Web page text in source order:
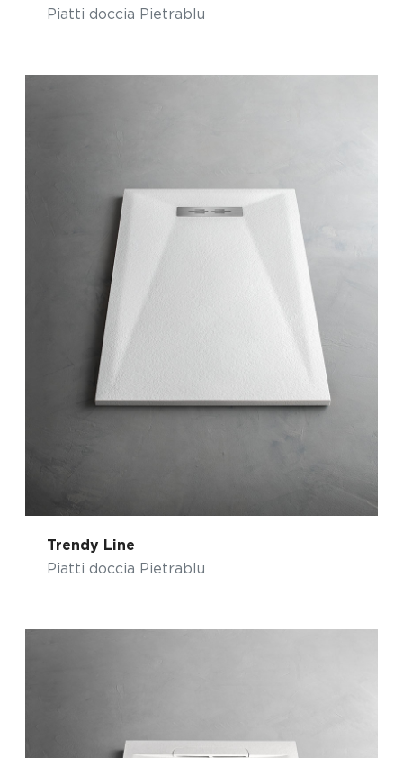
Piatti doccia Pietrablu
Trendy Line
Piatti doccia Pietrablu